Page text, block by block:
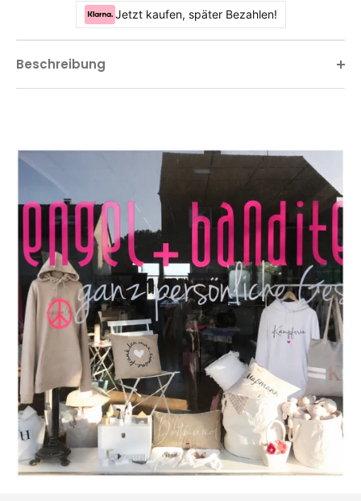
Jetzt kaufen, später Bezahlen!
Beschreibung